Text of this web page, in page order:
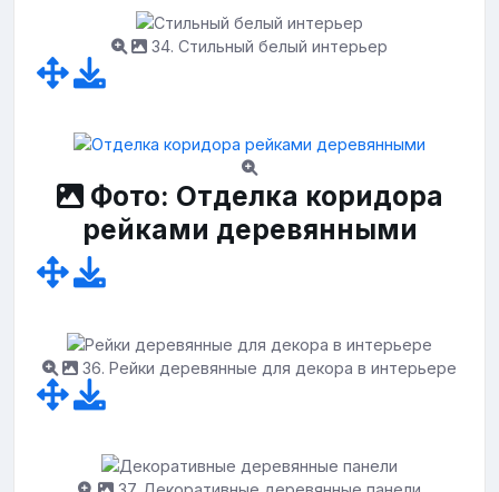
34. Стильный белый интерьер
Фото: Отделка коридора
рейками деревянными
36. Рейки деревянные для декора в интерьере